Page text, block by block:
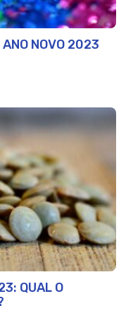
ANO NOVO 2023
QUAL O